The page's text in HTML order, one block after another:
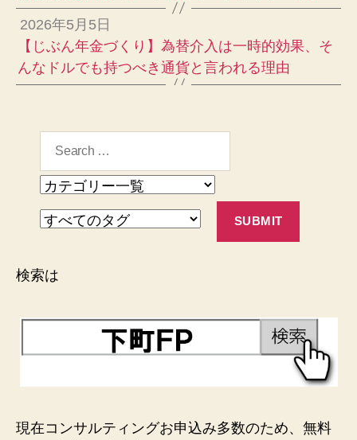
2026年5月5日
【じぶん年金づくり】為替介入は一時的効果、そ
んなドルでも持つべき通貨と言われる理由
検索は
現在コンサルティングお申込み多数のため、無料